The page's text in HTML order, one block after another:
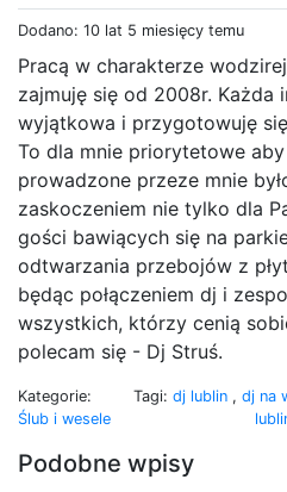
Dodano: 10 lat 5 miesięcy temu
Pracą w charakterze
zajmuję się od 2008r. Każda
wyjątkowa i przygotowuję
To dla mnie priorytetowe
prowadzone przeze mnie
zaskoczeniem nie tylko dla
gości bawiących się na
odtwarzania przebojów z
będąc połączeniem dj i
wszystkich, którzy cenią
polecam się - Dj Struś.
Kategorie:
Ślub i wesele
Tagi: dj lublin , dj na
Podobne wpisy